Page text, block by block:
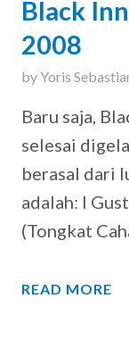
Black
2008
by Yoris
Baru saja,
selesai
berasal dari
adalah: I
(Tongkat
READ MORE